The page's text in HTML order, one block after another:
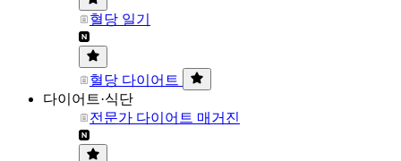
혈당 일기
혈당 다이어트
다이어트·식단
전문가 다이어트 매거진